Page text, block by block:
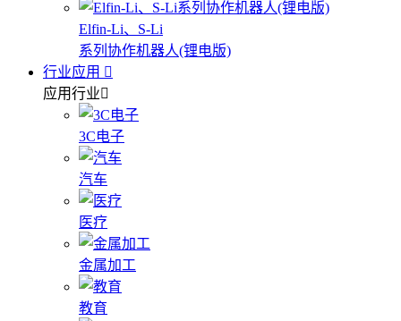
Elfin-Li、S-Li
系列协作机器人(锂电版)
行业应用
应用行业
3C电子
汽车
医疗
金属加工
教育